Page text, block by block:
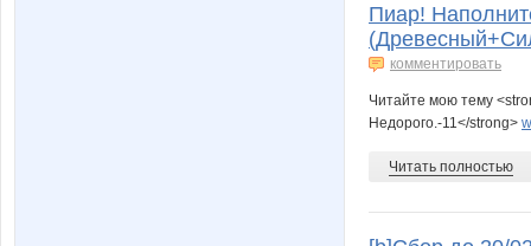
Пиар!
комментировать
Читайте мою тему
Недорого.-11</strong>
Читать полностью